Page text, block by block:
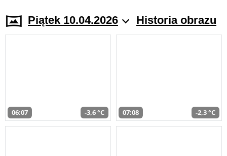
Piątek 10.04.2026 Historia obrazu
06:07 -3,6 °C 07:08 -2,3 °C